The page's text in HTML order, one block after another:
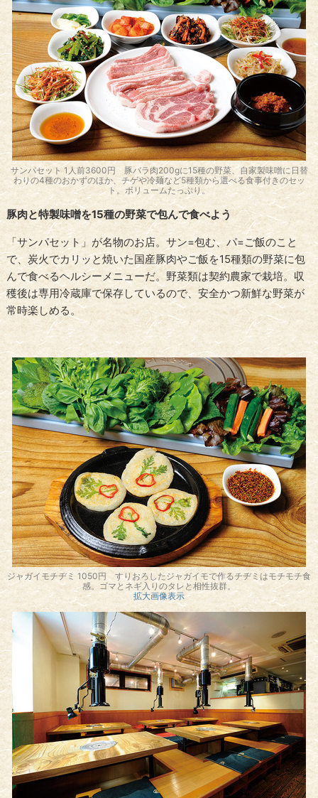
サンパセット 1人前3600円 豚バラ肉200gに15種の野菜、自家製味噌に日替
わりの4種のおかずのほか、チゲや冷麺など5種類から選べる食事付きのセッ
ト。ボリュームたっぷり。
豚肉と特製味噌を15種の野菜で包んで食べよう
「サンパセット」が名物のお店。サン=包む、パ=ご飯のこと
で、炭火でカリッと焼いた国産豚肉やご飯を15種類の野菜に包
んで食べるヘルシーメニューだ。野菜類は契約農家で栽培。収
穫後は専用冷蔵庫で保存しているので、安全かつ新鮮な野菜が
常時楽しめる。
ジャガイモチヂミ 1050円 すりおろしたジャガイモで作るチヂミはモチモチ食
感。ゴマとネギ入りのタレと相性抜群。
拡大画像表示